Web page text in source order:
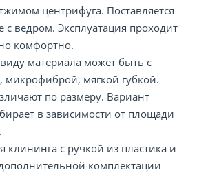
центрифуга. Поставляется
с ведром. Эксплуатация проходит
комфортно.
материала может быть с
микрофиброй, мягкой губкой.
по размеру. Вариант
в зависимости от площади
клининга с ручкой из пластика и
комплектации